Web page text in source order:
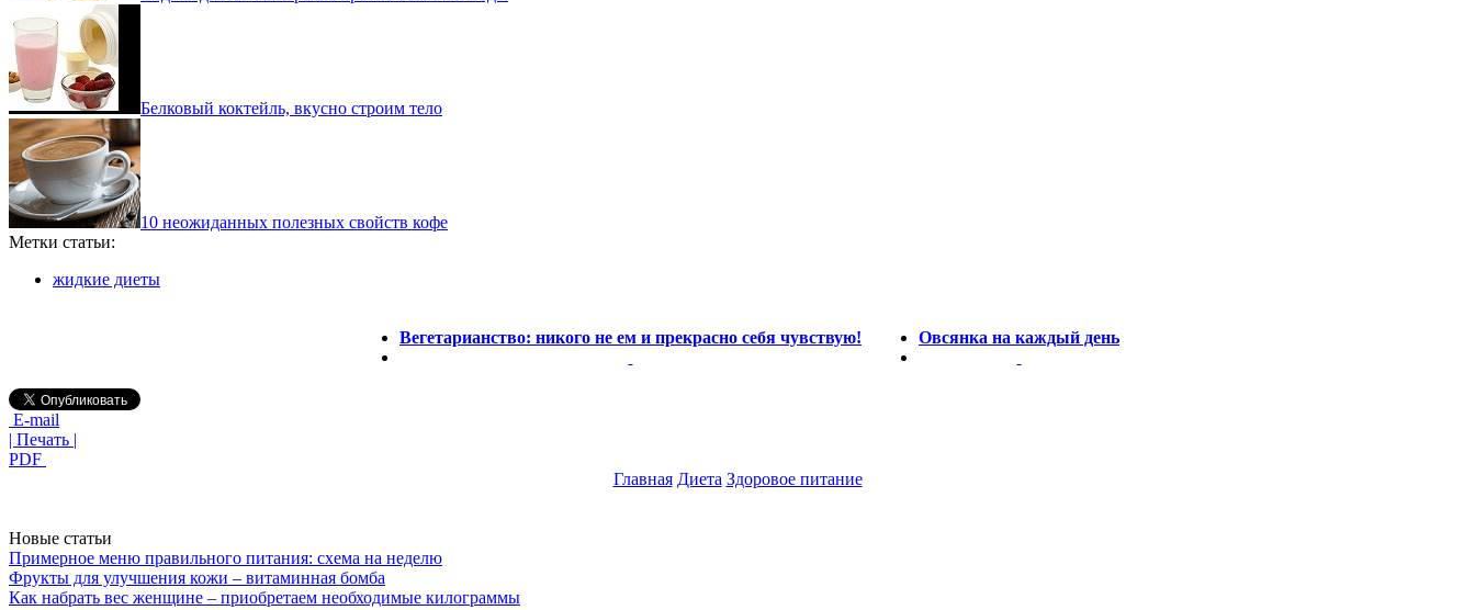
Белковый коктейль, вкусно строим тело
10 неожиданных полезных свойств кофе
Метки статьи:
жидкие диеты
Вегетарианство: никого не ем и прекрасно себя чувствую! Овсянка на каждый день
E-mail
| Печать |
PDF
Главная Диета Здоровое питание
Новые статьи
Примерное меню правильного питания: схема на неделю
Фрукты для улучшения кожи – витаминная бомба
Как набрать вес женщине – приобретаем необходимые килограммы